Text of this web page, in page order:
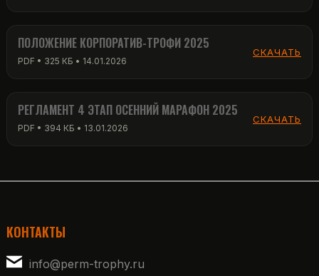
ПОЛОЖЕНИЕ КОРПОРАТИВ-ТРОФИ 2025
PDF • 325 КБ • 14.01.2026
СКАЧАТЬ
РЕГЛАМЕНТ 4 ЭТАП ОСЕННИЙ МАРАФОН 2025
PDF • 394 КБ • 13.01.2026
СКАЧАТЬ
КОНТАКТЫ
info@perm-trophy.ru